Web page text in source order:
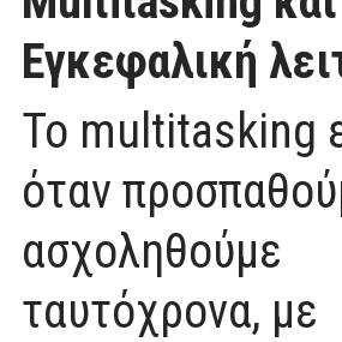
Εγκεφαλική
Το multitasking
όταν
ασχοληθούμε
ταυτόχρονα, με